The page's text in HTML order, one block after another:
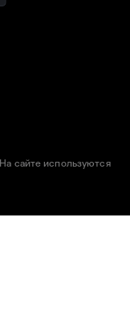
На сайте используются